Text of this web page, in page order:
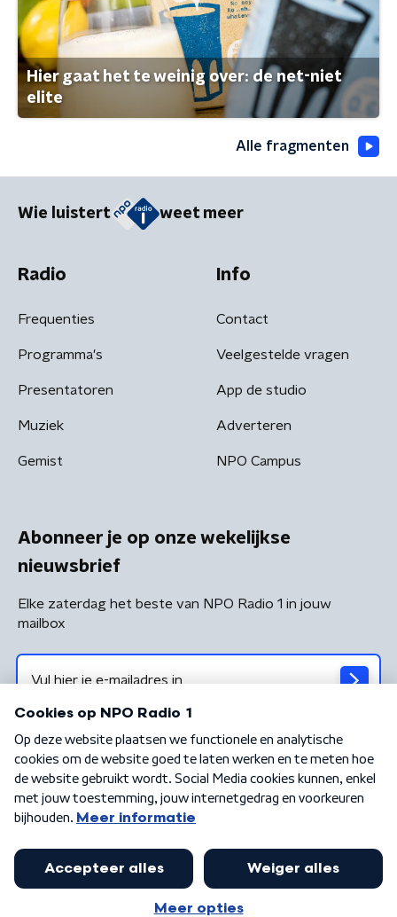
Hier gaat het te weinig over: de net-niet
elite
Alle fragmenten
Wie luistert weet meer
Radio
Frequenties
Programma's
Presentatoren
Muziek
Gemist
Info
Contact
Veelgestelde vragen
App de studio
Adverteren
NPO Campus
Abonneer je op onze wekelijkse
nieuwsbrief
Elke zaterdag het beste van NPO Radio 1 in jouw
mailbox
Algemene voorwaarden Privacybeleid